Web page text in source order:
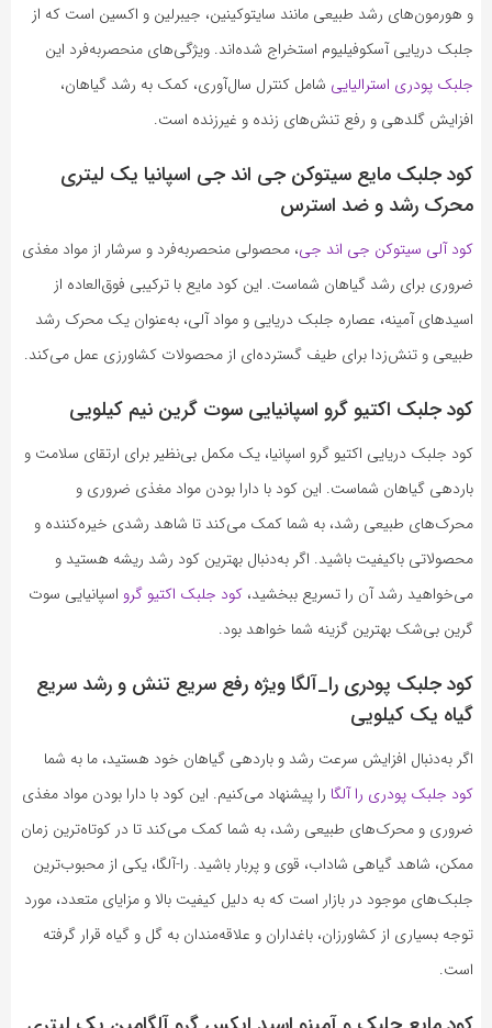
و هورمون‌های رشد طبیعی مانند سایتوکینین، جیبرلین و اکسین است که از
جلبک دریایی آسکوفیلیوم استخراج شده‌اند. ویژگی‌های منحصربه‌فرد این
جلبک پودری استرالیایی شامل کنترل سال‌آوری، کمک به رشد گیاهان،
افزایش گلدهی و رفع تنش‌های زنده و غیرزنده است.
کود جلبک مایع سیتوکن جی اند جی اسپانیا یک لیتری
محرک رشد و ضد استرس
کود آلی سیتوکن جی اند جی، محصولی منحصربه‌فرد و سرشار از مواد مغذی
ضروری برای رشد گیاهان شماست. این کود مایع با ترکیبی فوق‌العاده از
اسیدهای آمینه، عصاره جلبک دریایی و مواد آلی، به‌عنوان یک محرک رشد
طبیعی و تنش‌زدا برای طیف گسترده‌ای از محصولات کشاورزی عمل می‌کند.
کود جلبک اکتیو گرو اسپانیایی سوت گرین نیم کیلویی
کود جلبک دریایی اکتیو گرو اسپانیا، یک مکمل بی‌نظیر برای ارتقای سلامت و
باردهی گیاهان شماست. این کود با دارا بودن مواد مغذی ضروری و
محرک‌های طبیعی رشد، به شما کمک می‌کند تا شاهد رشدی خیره‌کننده و
محصولاتی باکیفیت باشید. اگر به‌دنبال بهترین کود رشد ریشه هستید و
می‌خواهید رشد آن را تسریع ببخشید، کود جلبک اکتیو گرو اسپانیایی سوت
گرین بی‌شک بهترین گزینه شما خواهد بود.
کود جلبک پودری را_آلگا ویژه رفع سریع تنش و رشد سریع
گیاه یک کیلویی
اگر به‌دنبال افزایش سرعت رشد و باردهی گیاهان خود هستید، ما به شما
کود جلبک پودری را آلگا را پیشنهاد می‌کنیم. این کود با دارا بودن مواد مغذی
ضروری و محرک‌های طبیعی رشد، به شما کمک می‌کند تا در کوتاه‌ترین زمان
ممکن، شاهد گیاهی شاداب، قوی و پربار باشید. را-آلگا، یکی از محبوب‌ترین
جلبک‌های موجود در بازار است که به دلیل کیفیت بالا و مزایای متعدد، مورد
توجه بسیاری از کشاورزان، باغداران و علاقه‌مندان به گل و گیاه قرار گرفته
است.